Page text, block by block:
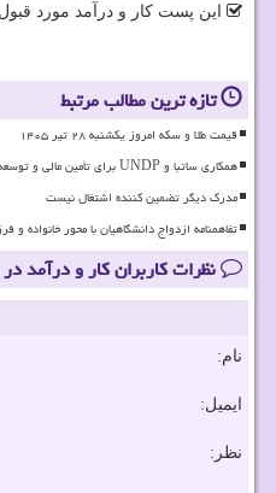
این پست کار و درآمد مورد
تازه ترین مطالب مرتبط
قیمت طلا و سکه امروز یکشنبه ۲۸ تیر ۱۴۰۵
همکاری ساتبا و UNDP برای تأمین مالی و توسعه تجدیدپذیرها
مدرک دیگر تضمین کننده اشتغال نیست
تفاهمنامه ازدواج دانشگاهیان با محور خانواده و
نظرات کاربران کار و درآمد
نام:
ایمیل:
نظر: